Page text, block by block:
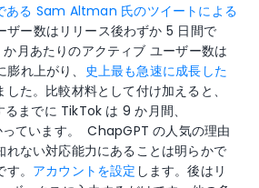
ある Sam Altman 氏のツイートによる
ー数はリリース後わずか 5 日間で
月あたりのアクティブ ユーザー数は
れ上がり、
史上最も急速に成長した
した。比較材料として付け加えると、
までに TikTok は 9 か月間、
ています。
ChapGPT の人気の理由
れない対応能力にあることは明らかで
。 アカウントを設定 します。後はリ